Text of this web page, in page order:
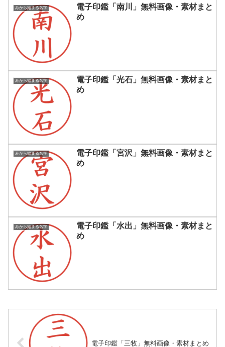
みから始まる名字
電子印鑑「南川」無料画像・素材まと
め
みから始まる名字
電子印鑑「光石」無料画像・素材まと
め
みから始まる名字
電子印鑑「宮沢」無料画像・素材まと
め
みから始まる名字
電子印鑑「水出」無料画像・素材まと
め
電子印鑑「三牧」無料画像・素材まとめ